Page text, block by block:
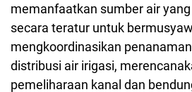
memanfaatkan sumber air
secara teratur untuk
mengkoordinasikan
distribusi air irigasi,
pemeliharaan kanal dan